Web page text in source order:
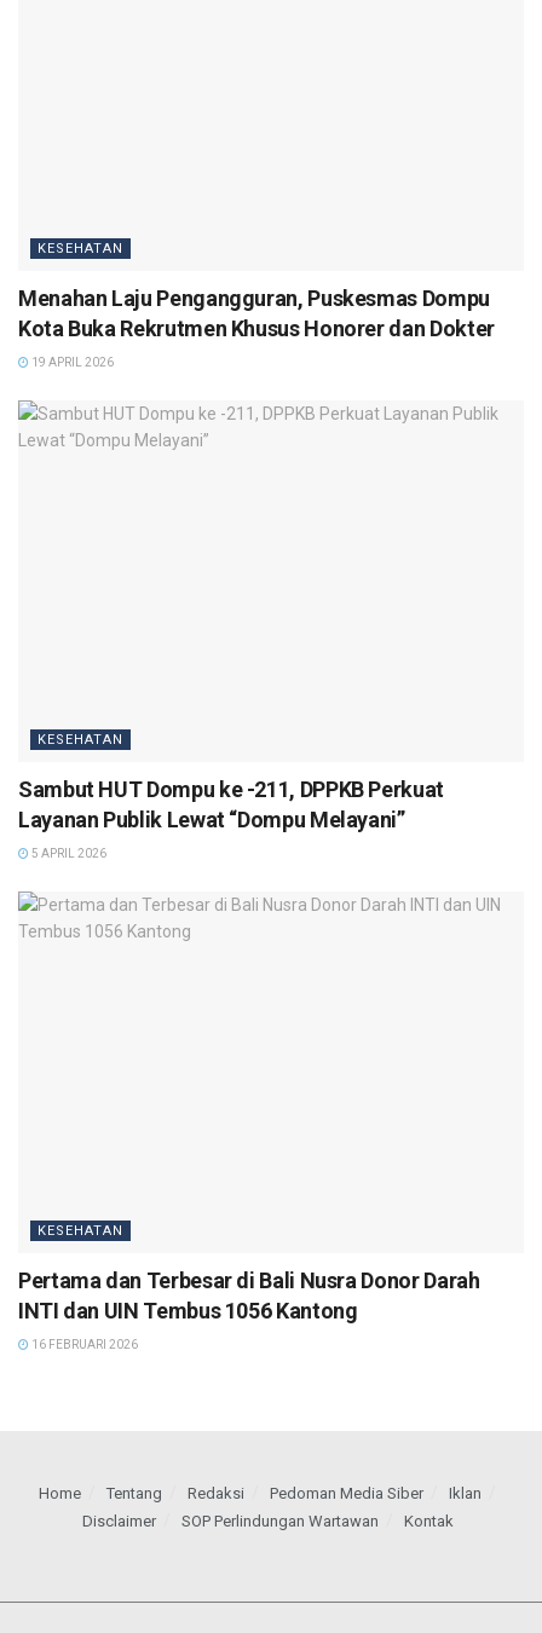
KESEHATAN
Menahan Laju Pengangguran, Puskesmas Dompu
Kota Buka Rekrutmen Khusus Honorer dan Dokter
19 APRIL 2026
KESEHATAN
Sambut HUT Dompu ke -211, DPPKB Perkuat
Layanan Publik Lewat “Dompu Melayani”
5 APRIL 2026
KESEHATAN
Pertama dan Terbesar di Bali Nusra Donor Darah
INTI dan UIN Tembus 1056 Kantong
16 FEBRUARI 2026
Home Tentang Redaksi Pedoman Media Siber
Iklan
Disclaimer
SOP Perlindungan Wartawan Kontak